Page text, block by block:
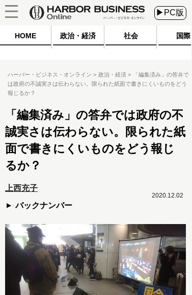
▶PC版
HOME 政治・経済 社会 国際
ハーバー・ビジネス・オンライン 政治・経済
「編集済み」の答弁で
は政府の不誠実さは伝わらない。限られた紙面で書きにくいものをどう
報じるか？
「編集済み」の答弁では政府の不
誠実さは伝わらない。限られた紙
面で書きにくいものをどう報じ
るか？
上西充子
バックナンバー
2020.12.02